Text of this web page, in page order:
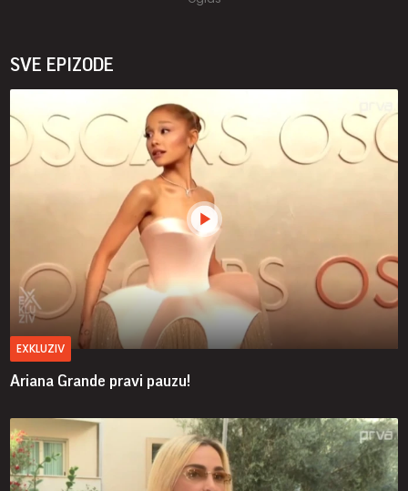
SVE EPIZODE
EXKLUZIV
Ariana Grande pravi pauzu!